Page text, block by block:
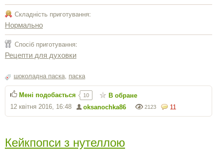
Складність приготування:
Нормально
Спосіб приготування:
Рецепти для духовки
шоколадна паска паска
11
2123
oksanochka86
12 квітня 2016, 16:48
Мені подобається 10 В обране
Кейкпопси з нутеллою